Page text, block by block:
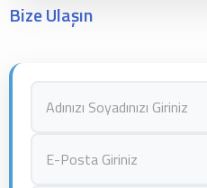
Bize Ulaşın